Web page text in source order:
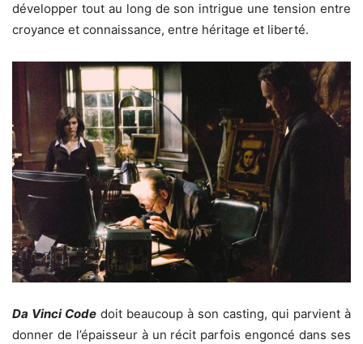
développer tout au long de son intrigue une tension entre
croyance et connaissance, entre héritage et liberté.
Da Vinci Code doit beaucoup à son casting, qui parvient à
donner de l’épaisseur à un récit parfois engoncé dans ses